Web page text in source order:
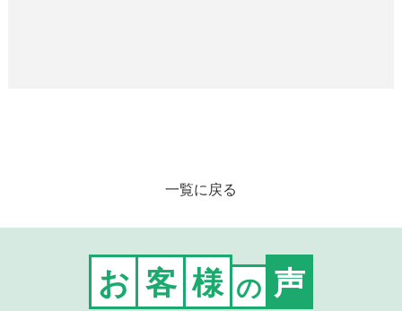
一覧に戻る
お 客 様 の 声